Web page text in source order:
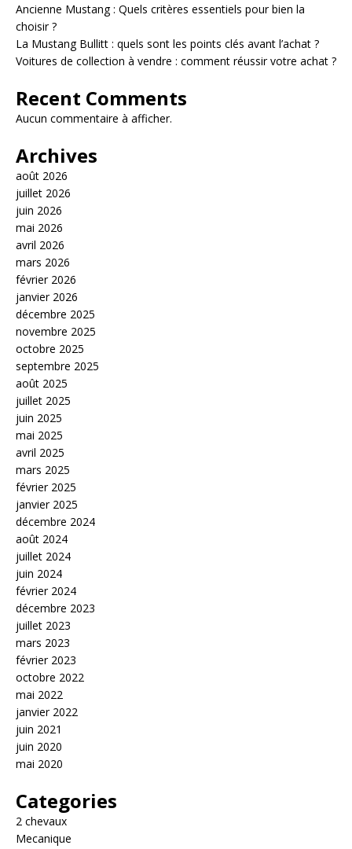
Ancienne Mustang : Quels critères essentiels pour bien la
choisir ?
La Mustang Bullitt : quels sont les points clés avant l’achat ?
Voitures de collection à vendre : comment réussir votre achat ?
Recent Comments
Aucun commentaire à afficher.
Archives
août 2026
juillet 2026
juin 2026
mai 2026
avril 2026
mars 2026
février 2026
janvier 2026
décembre 2025
novembre 2025
octobre 2025
septembre 2025
août 2025
juillet 2025
juin 2025
mai 2025
avril 2025
mars 2025
février 2025
janvier 2025
décembre 2024
août 2024
juillet 2024
juin 2024
février 2024
décembre 2023
juillet 2023
mars 2023
février 2023
octobre 2022
mai 2022
janvier 2022
juin 2021
juin 2020
mai 2020
Categories
2 chevaux
Mecanique